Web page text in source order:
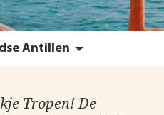
Antillen
Tropen! De